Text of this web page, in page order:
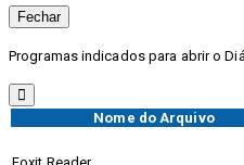
Fechar
Programas indicados para abrir o
Nome do Arquivo